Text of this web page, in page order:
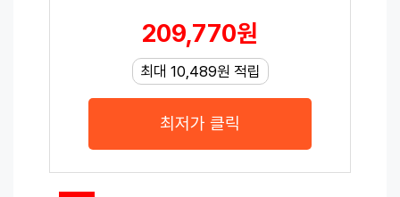
209,770원
최대 10,489원 적립
최저가 클릭